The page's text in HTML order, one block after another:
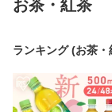
お茶・紅茶
ランキング (お茶・